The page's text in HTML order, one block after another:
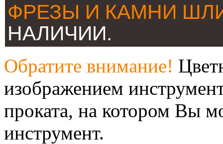
ФРЕЗЫ И КАМНИ
НАЛИЧИИ.
Обратите внимание!
изображением
проката, на котором Вы
инструмент.